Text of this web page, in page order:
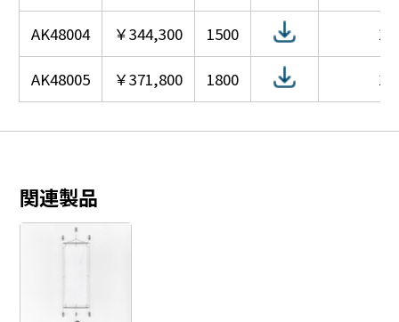
AK48004
AK48005
￥344,300 1500
￥371,800 1800
関連製品